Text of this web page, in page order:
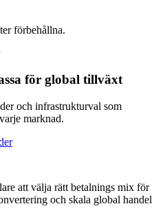
förbehållna.
för global tillväxt
och infrastrukturval som
marknad.
att välja rätt betalnings mix för
och skala global handel